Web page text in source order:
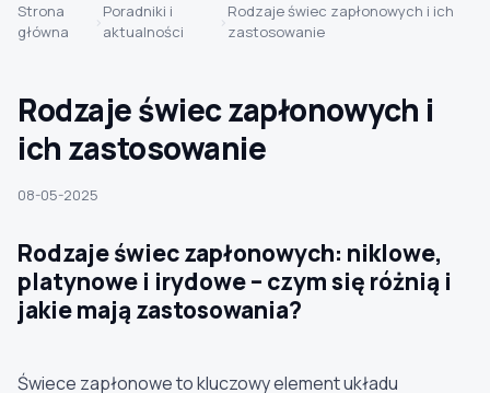
MARKA
MODEL
TYP / SILNIK
Szukaj pasujących części
Strona
główna
Poradniki i
aktualności
Rodzaje świec zapłonowych i ich
zastosowanie
Rodzaje świec zapłonowych i
ich zastosowanie
08-05-2025
Rodzaje świec zapłonowych: niklowe,
platynowe i irydowe – czym się różnią i
jakie mają zastosowania?
Świece zapłonowe to kluczowy element układu